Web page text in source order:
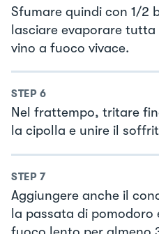
Sfumare quindi con 1/2
lasciare evaporare
vino a fuoco vivace.
STEP 6
Nel frattempo, tritare
la cipolla e unire il
STEP 7
Aggiungere anche il
la passata di pomodoro